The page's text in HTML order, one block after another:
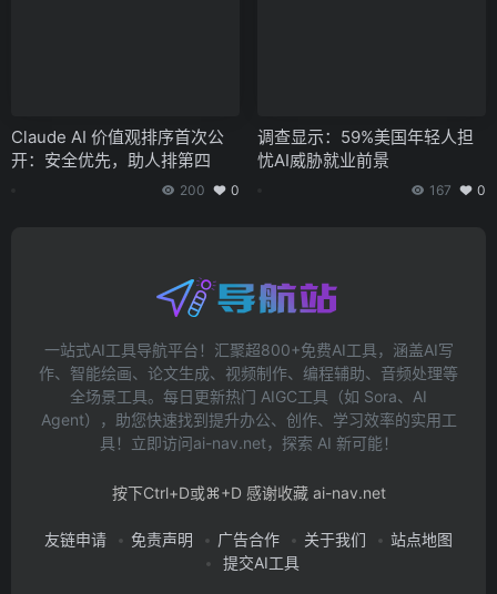
Claude AI 价值观排序首次公
开：安全优先，助人排第四
200 0
调查显示：59%美国年轻人担
忧AI威胁就业前景
167 0
一站式AI工具导航平台！汇聚超800+免费AI工具，涵盖AI写
作、智能绘画、论文生成、视频制作、编程辅助、音频处理等
全场景工具。每日更新热门 AIGC工具（如 Sora、AI
Agent），助您快速找到提升办公、创作、学习效率的实用工
具！立即访问ai-nav.net，探索 AI 新可能！
按下Ctrl+D或⌘+D 感谢收藏 ai-nav.net
友链申请 免责声明 广告合作 关于我们
站点地图
提交AI工具